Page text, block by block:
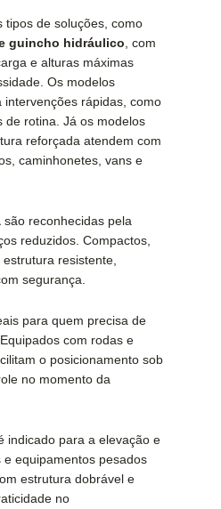
tipos de soluções, como
guincho hidráulico , com
e alturas máximas
Os modelos
rápidas, como
de rotina. Já os modelos
reforçada atendem com
caminhonetes, vans e
são reconhecidas pela
reduzidos. Compactos,
resistente,
segurança.
para quem precisa de
com rodas e
o posicionamento sob
no momento da
indicado para a elevação e
equipamentos pesados
estrutura dobrável e
no